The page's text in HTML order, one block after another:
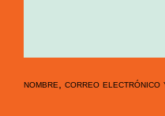
nombre, correo electrónico